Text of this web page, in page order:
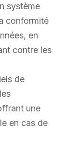
système
conformité
en
contre les
de
une
en cas de